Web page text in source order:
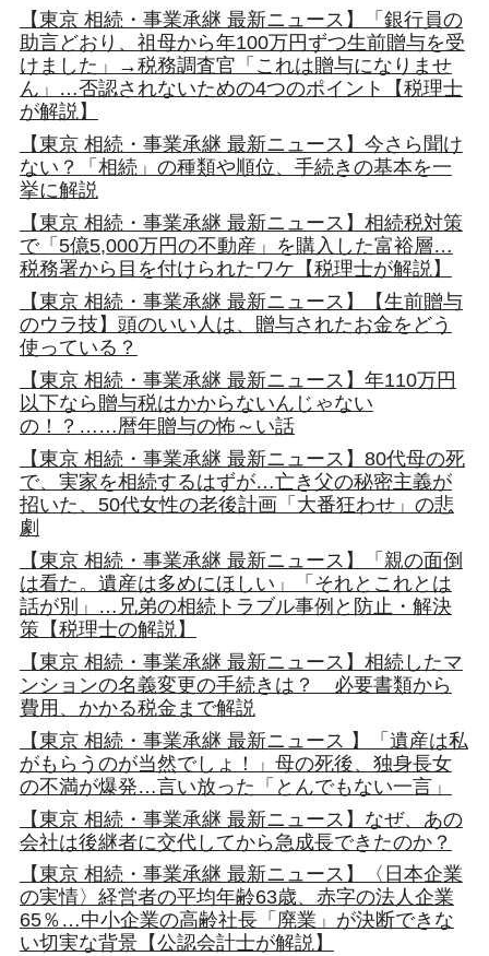
【東京 相続・事業承継 最新ニュース】「銀行員の
助言どおり、祖母から年100万円ずつ生前贈与を受
けました」→税務調査官「これは贈与になりませ
ん」…否認されないための4つのポイント【税理士
が解説】
【東京 相続・事業承継 最新ニュース】今さら聞け
ない？「相続」の種類や順位、手続きの基本を一
挙に解説
【東京 相続・事業承継 最新ニュース】相続税対策
で「5億5,000万円の不動産」を購入した富裕層…
税務署から目を付けられたワケ【税理士が解説】
【東京 相続・事業承継 最新ニュース】【生前贈与
のウラ技】頭のいい人は、贈与されたお金をどう
使っている？
【東京 相続・事業承継 最新ニュース】年110万円
以下なら贈与税はかからないんじゃない
の！？……暦年贈与の怖～い話
【東京 相続・事業承継 最新ニュース】80代母の死
で、実家を相続するはずが…亡き父の秘密主義が
招いた、50代女性の老後計画「大番狂わせ」の悲
劇
【東京 相続・事業承継 最新ニュース】「親の面倒
は看た。遺産は多めにほしい」「それとこれとは
話が別」…兄弟の相続トラブル事例と防止・解決
策【税理士の解説】
【東京 相続・事業承継 最新ニュース】相続したマ
ンションの名義変更の手続きは？ 必要書類から
費用、かかる税金まで解説
【東京 相続・事業承継 最新ニュース 】「遺産は私
がもらうのが当然でしょ！」母の死後、独身長女
の不満が爆発…言い放った「とんでもない一言」
【東京 相続・事業承継 最新ニュース】なぜ、あの
会社は後継者に交代してから急成長できたのか？
【東京 相続・事業承継 最新ニュース】〈日本企業
の実情〉経営者の平均年齢63歳、赤字の法人企業
65％…中小企業の高齢社長「廃業」が決断できな
い切実な背景【公認会計士が解説】